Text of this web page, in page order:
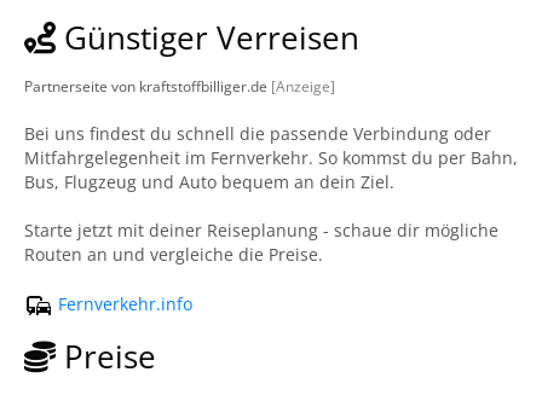
Günstiger Verreisen
Partnerseite von kraftstoffbilliger.de [Anzeige]
Bei uns findest du schnell die passende Verbindung oder
Mitfahrgelegenheit im Fernverkehr. So kommst du per Bahn,
Bus, Flugzeug und Auto bequem an dein Ziel.
Starte jetzt mit deiner Reiseplanung - schaue dir mögliche
Routen an und vergleiche die Preise.
Fernverkehr.info
Preise